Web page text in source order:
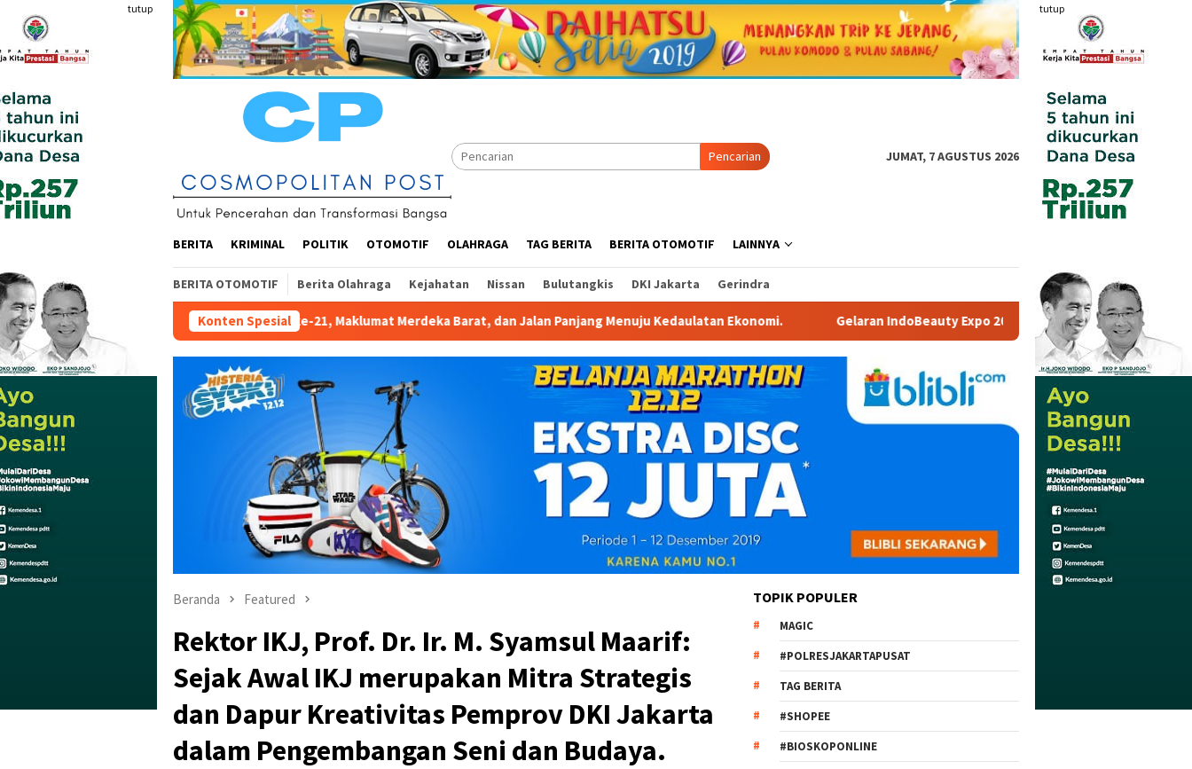
konten
tutup tutup
Pencarian JUMAT, 7 AGUSTUS 2026
BERITA KRIMINAL POLITIK OTOMOTIF OLAHRAGA TAG BERITA BERITA OTOMOTIF LAINNYA
BERITA OTOMOTIF Berita Olahraga Kejahatan Nissan Bulutangkis DKI Jakarta Gerindra
Konten Spesial
Abad ke-21, Maklumat Merdeka Barat, dan Jalan Panjang Menuju Kedaulatan Ekonomi. Gelaran IndoBeauty Expo 2026, Ditargetkan 2,500 Pengunjung Perhari Siap Dorong
Beranda Featured
Rektor IKJ, Prof. Dr. Ir. M. Syamsul Maarif:
Sejak Awal IKJ merupakan Mitra Strategis
dan Dapur Kreativitas Pemprov DKI Jakarta
dalam Pengembangan Seni dan Budaya.
TOPIK POPULER
MAGIC
#POLRESJAKARTAPUSAT
TAG BERITA
#SHOPEE
#BIOSKOPONLINE